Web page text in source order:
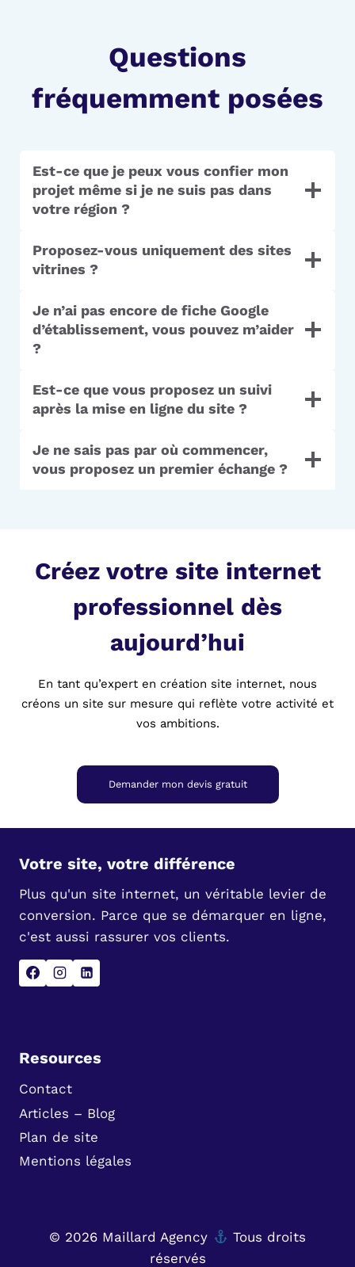
Questions
fréquemment posées
Est-ce que je peux vous confier mon
projet même si je ne suis pas dans
votre région ?
Proposez-vous uniquement des sites
vitrines ?
Je n’ai pas encore de fiche Google
d’établissement, vous pouvez m’aider
?
Est-ce que vous proposez un suivi
après la mise en ligne du site ?
Je ne sais pas par où commencer,
vous proposez un premier échange ?
Créez votre site internet
professionnel dès
aujourd’hui
En tant qu’expert en création site internet, nous
créons un site sur mesure qui reflète votre activité et
vos ambitions.
Demander mon devis gratuit
Votre site, votre différence
Plus qu'un site internet, un véritable levier de
conversion. Parce que se démarquer en ligne,
c'est aussi rassurer vos clients.
Resources
Contact
Articles – Blog
Plan de site
Mentions légales
© 2026 Maillard Agency
Tous droits
réservés